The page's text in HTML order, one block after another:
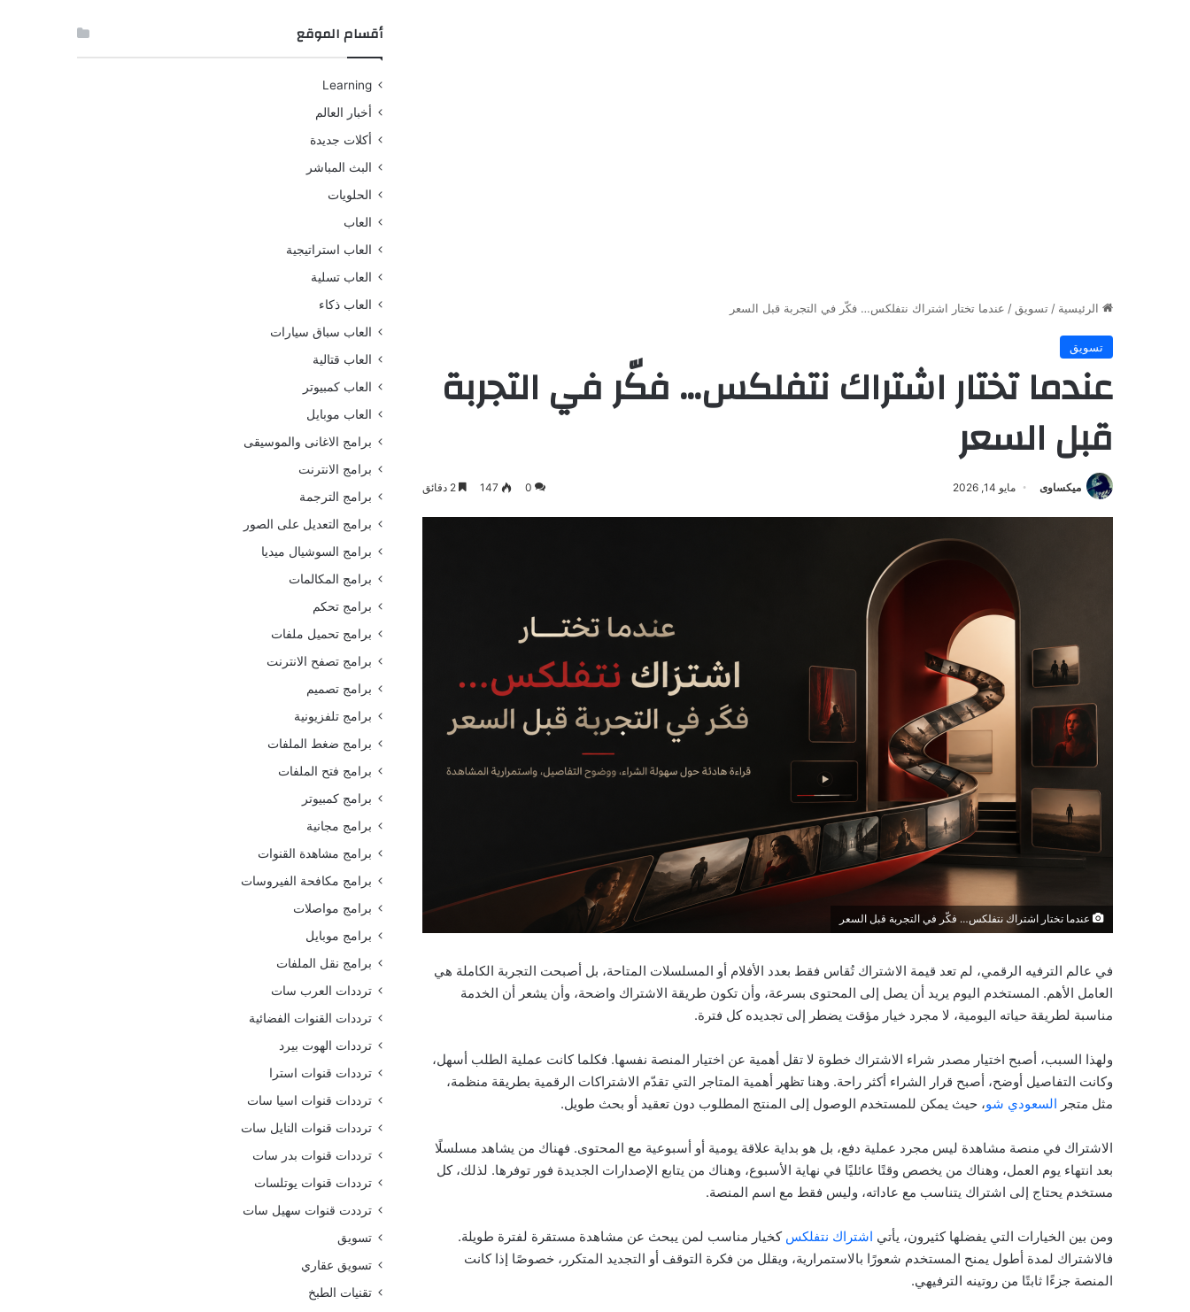
الرئيسية / تسويق / عندما تختار اشتراك نتفلكس… فكّر في التجربة قبل السعر
تسويق
عندما تختار اشتراك نتفلكس… فكّر في التجربة
قبل السعر
ميكساوى مايو 14, 2026 0
147
عندما تختار اشتراك نتفلكس… فكّر في التجربة قبل السعر
في عالم الترفيه الرقمي، لم تعد قيمة الاشتراك تُقاس فقط بعدد الأفلام أو المسلسلات المتاحة، بل أصبحت التجربة الكاملة هي
العامل الأهم. المستخدم اليوم يريد أن يصل إلى المحتوى بسرعة، وأن تكون طريقة الاشتراك واضحة، وأن يشعر أن الخدمة
مناسبة لطريقة حياته اليومية، لا مجرد خيار مؤقت يضطر إلى تجديده كل فترة.
ولهذا السبب، أصبح اختيار مصدر شراء الاشتراك خطوة لا تقل أهمية عن اختيار المنصة نفسها. فكلما كانت عملية الطلب أسهل،
وكانت التفاصيل أوضح، أصبح قرار الشراء أكثر راحة. وهنا تظهر أهمية المتاجر التي تقدّم الاشتراكات الرقمية بطريقة منظمة،
مثل متجر السعودي شو، حيث يمكن للمستخدم الوصول إلى المنتج المطلوب دون تعقيد أو بحث طويل.
الاشتراك في منصة مشاهدة ليس مجرد عملية دفع، بل هو بداية علاقة يومية أو أسبوعية مع المحتوى. فهناك من يشاهد مسلسلًا
بعد انتهاء يوم العمل، وهناك من يخصص وقتًا عائليًا في نهاية الأسبوع، وهناك من يتابع الإصدارات الجديدة فور توفرها. لذلك، كل
مستخدم يحتاج إلى اشتراك يتناسب مع عاداته، وليس فقط مع اسم المنصة.
ومن بين الخيارات التي يفضلها كثيرون، يأتي اشتراك نتفلكس كخيار مناسب لمن يبحث عن مشاهدة مستقرة لفترة طويلة.
فالاشتراك لمدة أطول يمنح المستخدم شعورًا بالاستمرارية، ويقلل من فكرة التوقف أو التجديد المتكرر، خصوصًا إذا كانت
المنصة جزءًا ثابتًا من روتينه الترفيهي.
أقسام الموقع
Learning
أخبار العالم
أكلات جديدة
البث المباشر
الحلويات
العاب
العاب استراتيجية
العاب تسلية
العاب ذكاء
العاب سباق سيارات
العاب قتالية
العاب كمبيوتر
العاب موبايل
برامج الاغانى والموسيقى
برامج الانترنت
برامج الترجمة
برامج التعديل على الصور
برامج السوشيال ميديا
برامج المكالمات
برامج تحكم
برامج تحميل ملفات
برامج تصفح الانترنت
برامج تصميم
برامج تلفزيونية
برامج ضغط الملفات
برامج فتح الملفات
برامج كمبيوتر
برامج مجانية
برامج مشاهدة القنوات
برامج مكافحة الفيروسات
برامج مواصلات
برامج موبايل
برامج نقل الملفات
ترددات العرب سات
ترددات القنوات الفضائية
ترددات الهوت بيرد
ترددات قنوات استرا
ترددات قنوات اسيا سات
ترددات قنوات النايل سات
ترددات قنوات بدر سات
ترددات قنوات يوتلسات
ترددت قنوات سهيل سات
تسويق
تسويق عقاري
تقنيات الطبخ